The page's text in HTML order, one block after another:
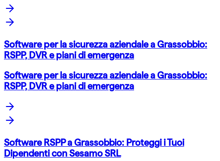
Software per la sicurezza aziendale a Grassobbio:
RSPP, DVR e piani di emergenza
Software per la sicurezza aziendale a Grassobbio:
RSPP, DVR e piani di emergenza
Software RSPP a Grassobbio: Proteggi i Tuoi
Dipendenti con Sesamo SRL